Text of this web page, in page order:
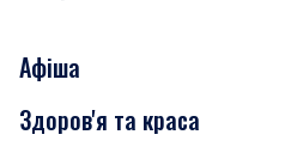
Афіша
Сьогодні
Здоров'я та краса